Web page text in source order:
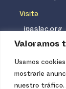
Valoramos
Usamos
mostrarle
nuestro tráfico.
Visita
ipaslac.org
Ipas no es un